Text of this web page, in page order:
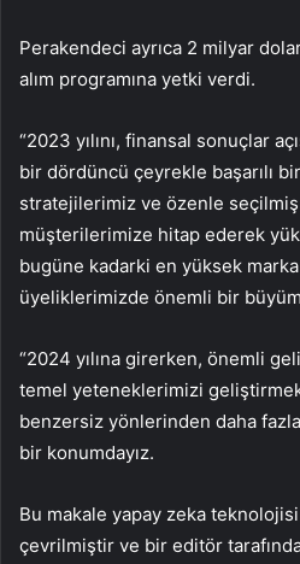
Perakendeci ayrıca 2 milyar
alım programına yetki verdi.
“2023 yılını, finansal sonuçlar
bir dördüncü çeyrekle başarılı
stratejilerimiz ve özenle
müşterilerimize hitap ederek
bugüne kadarki en yüksek
üyeliklerimizde önemli bir
“2024 yılına girerken, önemli
temel yeteneklerimizi
benzersiz yönlerinden daha
bir konumdayız.
Bu makale yapay zeka
çevrilmiştir ve bir editör